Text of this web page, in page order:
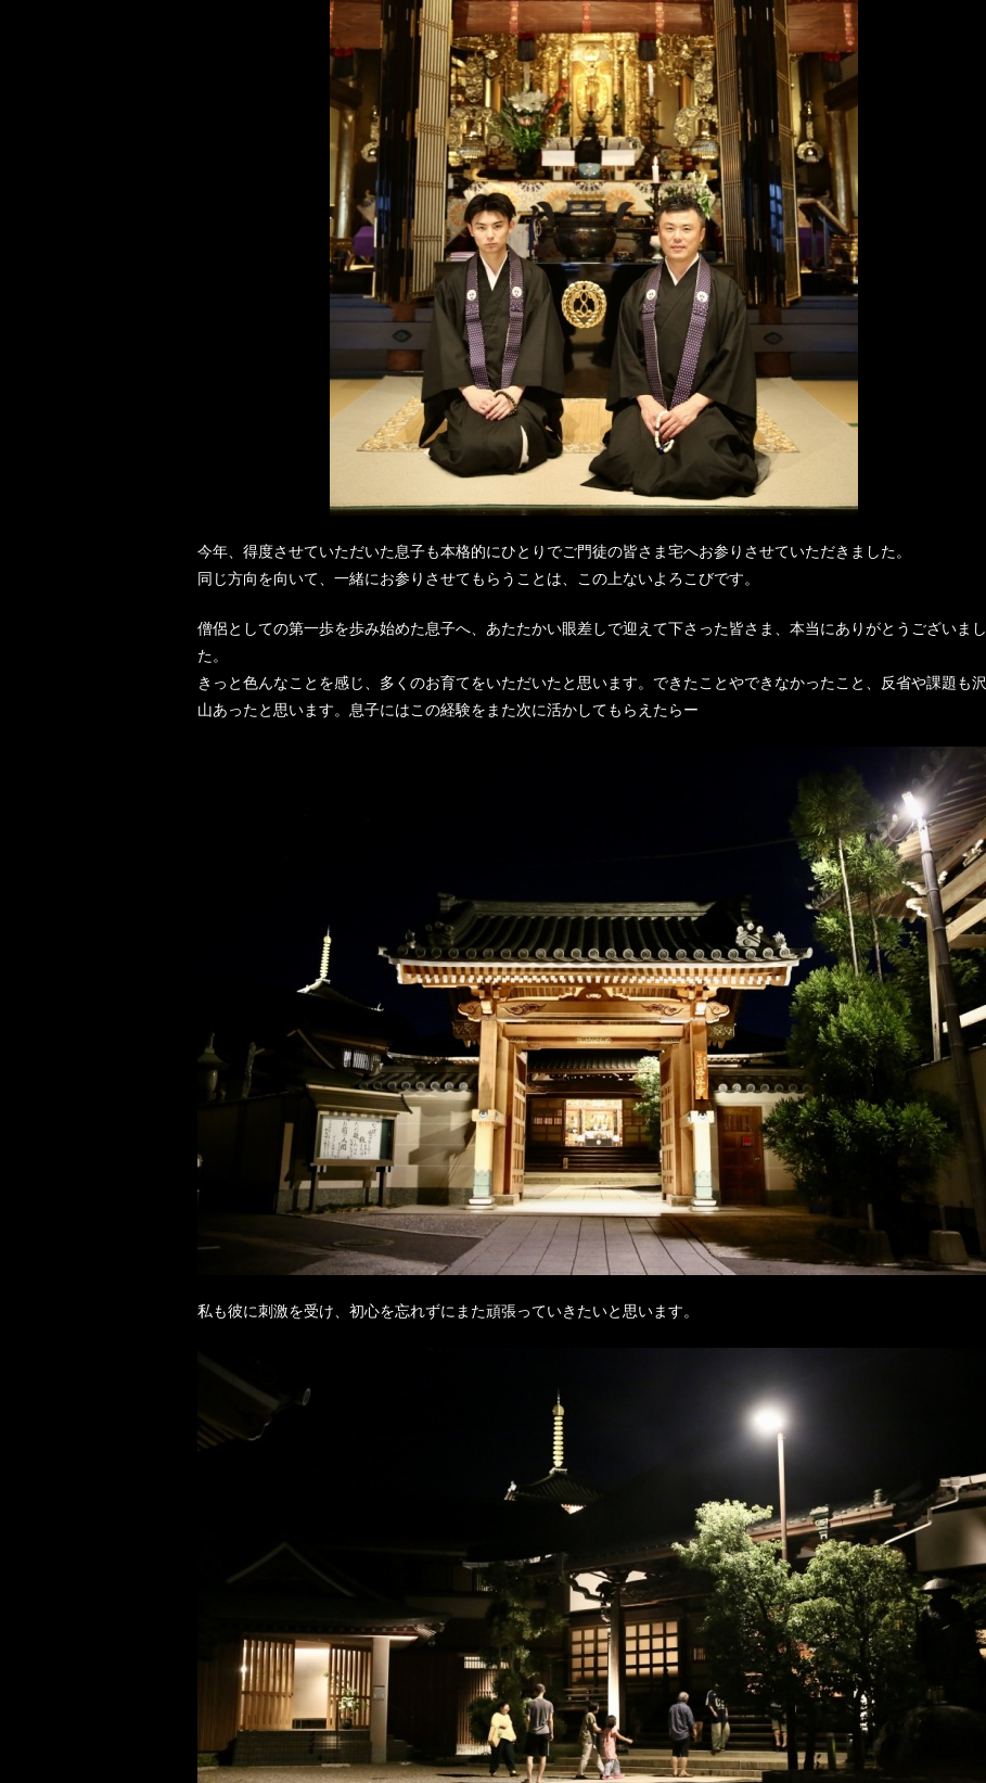
今年、得度させていただいた息子も本格的にひとりでご門徒の皆さま宅へお参りさせていただきました。
同じ方向を向いて、一緒にお参りさせてもらうことは、この上ないよろこびです。
僧侶としての第一歩を歩み始めた息子へ、あたたかい眼差しで迎えて下さった皆さま、本当にありがとうございまし
た。
きっと色んなことを感じ、多くのお育てをいただいたと思います。できたことやできなかったこと、反省や課題も沢
山あったと思います。息子にはこの経験をまた次に活かしてもらえたらー
私も彼に刺激を受け、初心を忘れずにまた頑張っていきたいと思います。